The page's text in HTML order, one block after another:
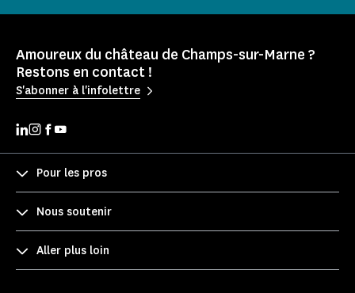
Amoureux du château de Champs-sur-Marne ?
Restons en contact !
S'abonner à l'infolettre
Pour les pros
Nous soutenir
Aller plus loin